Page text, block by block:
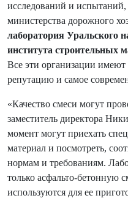
исследований и испытаний,
министерства дорожного
лаборатория Уральского
института строительных
Все эти организации
репутацию и самое
«Качество смеси могут
заместитель директора
момент могут приехать
материал и посмотреть,
нормам и требованиям.
только асфальто-бетонную
используются для ее